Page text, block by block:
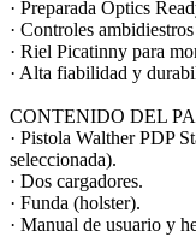
· Preparada Optics
· Controles
· Riel Picatinny para
· Alta fiabilidad y
CONTENIDO DEL
· Pistola Walther PDP
seleccionada).
· Dos cargadores.
· Funda (holster).
· Manual de usuario y